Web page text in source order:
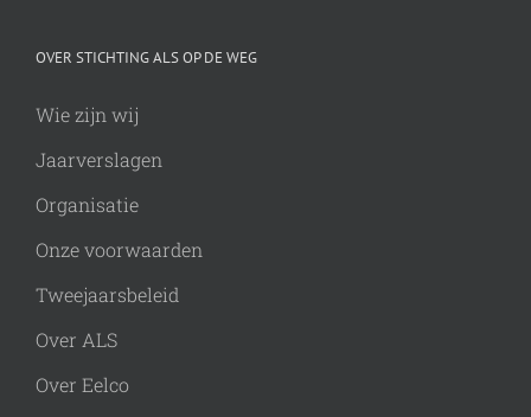
OVER STICHTING ALS OP DE WEG
Wie zijn wij
Jaarverslagen
Organisatie
Onze voorwaarden
Tweejaarsbeleid
Over ALS
Over Eelco